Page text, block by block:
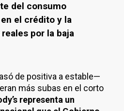
del consumo
el crédito y la
por la baja
de positiva a estable—
más subas en el corto
representa un